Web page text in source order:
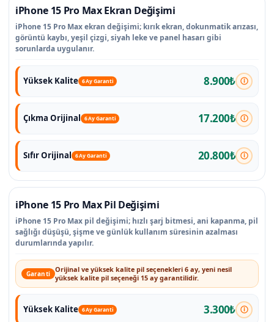
iPhone 15 Pro Max Ekran Değişimi
iPhone 15 Pro Max ekran değişimi; kırık ekran, dokunmatik arızası,
görüntü kaybı, yeşil çizgi, siyah leke ve panel hasarı gibi
sorunlarda uygulanır.
Yüksek Kalite 6 Ay Garanti 8.900₺
Çıkma Orijinal 6 Ay Garanti 17.200₺
Sıfır Orijinal 6 Ay Garanti 20.800₺
iPhone 15 Pro Max Pil Değişimi
iPhone 15 Pro Max pil değişimi; hızlı şarj bitmesi, ani kapanma, pil
sağlığı düşüşü, şişme ve günlük kullanım süresinin azalması
durumlarında yapılır.
Garanti Orijinal ve yüksek kalite pil seçenekleri 6 ay, yeni nesil
yüksek kalite pil seçeneği 15 ay garantilidir.
Yüksek Kalite 6 Ay Garanti 3.300₺